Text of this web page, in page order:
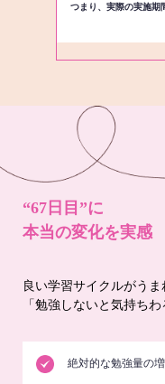
つまり、実際の実施期
“67日目”に
本当の変化を実感
良い学習サイクルがうま
「勉強しないと気持ちわ
絶対的な勉強量の